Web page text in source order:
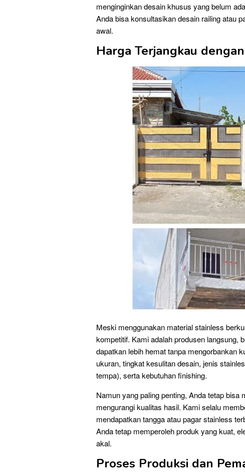
menginginkan desain khusus yang belum
Anda bisa konsultasikan desain railing atau
awal.
Harga Terjangkau
Meski menggunakan material stainless
kompetitif. Kami adalah produsen langsung,
dapatkan lebih hemat tanpa mengorbankan
ukuran, tingkat kesulitan desain, jenis
tempa), serta kebutuhan finishing.
Namun yang paling penting, Anda tetap
mengurangi kualitas hasil. Kami selalu
mendapatkan tangga atau pagar stainless
Anda tetap memperoleh produk yang kuat,
akal.
Proses Produksi dan